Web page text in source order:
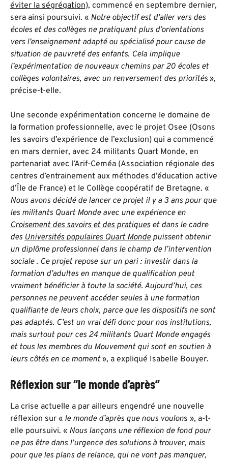
éviter la ségrégation), commencé en septembre dernier,
sera ainsi poursuivi. « Notre objectif est d’aller vers des
écoles et des collèges ne pratiquant plus d’orientations
vers l’enseignement adapté ou spécialisé pour cause de
situation de pauvreté des enfants. Cela implique
l’expérimentation de nouveaux chemins par 20 écoles et
collèges volontaires, avec un renversement des priorités»,
précise-t-elle.
Une seconde expérimentation concerne le domaine de
la formation professionnelle, avec le projet Osee (Osons
les savoirs d’expérience de l’exclusion) qui a commencé
en mars dernier, avec 24 militants Quart Monde, en
partenariat avec l’Arif-Ceméa (Association régionale des
centres d’entrainement aux méthodes d’éducation active
d’Île de France) et le Collège coopératif de Bretagne. «
Nous avons décidé de lancer ce projet il y a 3 ans pour que
les militants Quart Monde avec une expérience en
Croisement des savoirs et des pratiqueset dans le cadre
desUniversités populaires Quart Mondepuissent obtenir
un diplôme professionnel dans le champ de l’intervention
sociale . Ce projet repose sur un pari : investir dans la
formation d’adultes en manque de qualification peut
vraiment bénéficier à toute la société. Aujourd’hui, ces
personnes ne peuvent accéder seules à une formation
qualifiante de leurs choix, parce que les dispositifs ne sont
pas adaptés. C’est un vrai défi donc pour nos institutions,
mais surtout pour ces 24 militants Quart Monde engagés
et tous les membres du Mouvement qui sont en soutien à
leurs côtés en ce moment», a expliqué Isabelle Bouyer.
Réflexion sur “le monde d’après”
La crise actuelle a par ailleurs engendré une nouvelle
réflexion sur « le monde d’après que nous voulons », a-t-
elle poursuivi. « Nous lançons une réflexion de fond pour
ne pas être dans l’urgence des solutions à trouver, mais
pour que les plans de relance, qui ne vont pas manquer,